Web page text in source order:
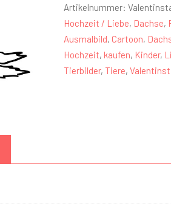
Artikelnummer:
Hochzeit / Liebe, Dachse,
Ausmalbild, Cartoon,
Hochzeit, kaufen, Kinder,
Tierbilder, Tiere,